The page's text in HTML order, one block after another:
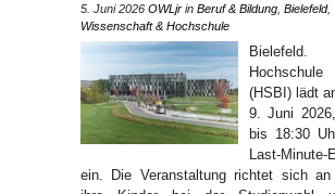
5. Juni 2026 OWLjr in Beruf & Bildung Bielefeld,
Wissenschaft & Hochschule
(HSBI) lädt
9. Juni
bis 18:30
Last-Minute-
ein. Die Veranstaltung richtet sich